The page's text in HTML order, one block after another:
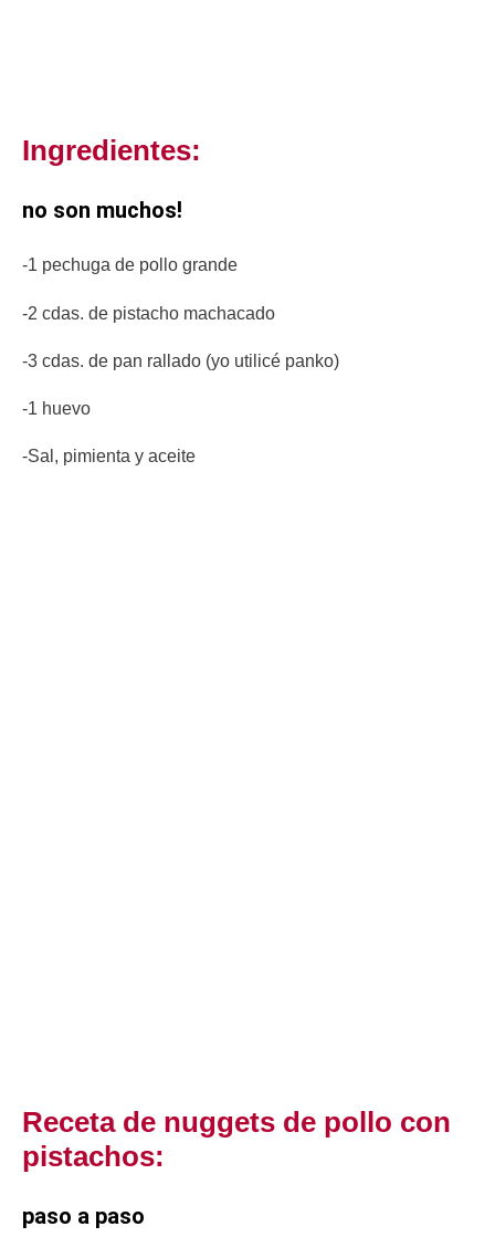
Ingredientes:
no son muchos!
-1 pechuga de pollo grande
-2 cdas. de pistacho machacado
-3 cdas. de pan rallado (yo utilicé panko)
-1 huevo
-Sal, pimienta y aceite
Receta de nuggets de pollo con
pistachos:
paso a paso